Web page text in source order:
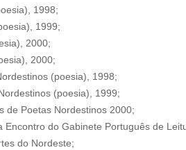
1998;
1999;
2000;
2000;
(poesia), 1998;
(poesia), 1999;
de Poetas Nordestinos 2000;
Encontro do Gabinete Português de
do Nordeste;